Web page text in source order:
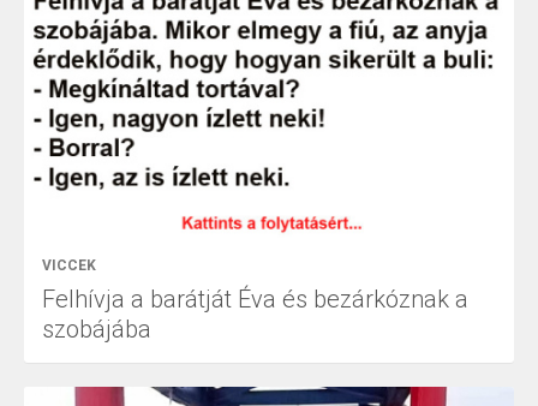
VICCEK
Felhívja a barátját Éva és bezárkóznak a
szobájába